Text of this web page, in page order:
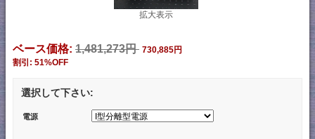
拡大表示
ベース価格: 1,481,273円 730,885円
割引: 51%OFF
選択して下さい:
電源